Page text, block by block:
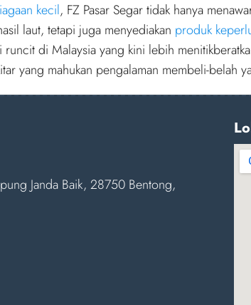
kecil, FZ Pasar Segar tidak hanya
laut, tetapi juga menyediakan produk
di Malaysia yang kini lebih
yang mahukan pengalaman membeli-belah
Janda Baik, 28750 Bentong,